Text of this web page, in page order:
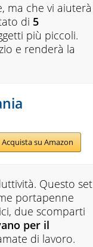
ma che vi aiuterà
di 5
più piccoli.
e renderà la
Acquista su Amazon
Questo set
portapenne
due scomparti
per il
di lavoro.